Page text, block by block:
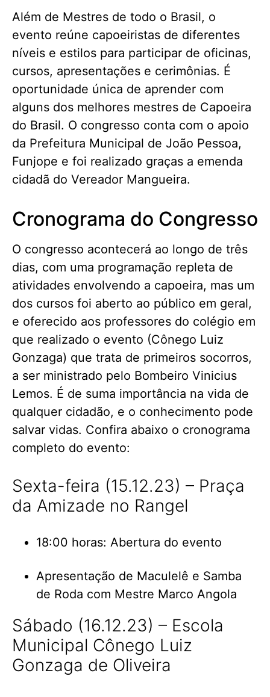
Além de Mestres de todo o Brasil, o
evento reúne capoeiristas de diferentes
níveis e estilos para participar de oficinas,
cursos, apresentações e cerimônias. É
oportunidade única de aprender com
alguns dos melhores mestres de Capoeira
do Brasil. O congresso conta com o apoio
da Prefeitura Municipal de João Pessoa,
Funjope e foi realizado graças a emenda
cidadã do Vereador Mangueira.
Cronograma do Congresso
O congresso acontecerá ao longo de três
dias, com uma programação repleta de
atividades envolvendo a capoeira, mas um
dos cursos foi aberto ao público em geral,
e oferecido aos professores do colégio em
que realizado o evento (Cônego Luiz
Gonzaga) que trata de primeiros socorros,
a ser ministrado pelo Bombeiro Vinicius
Lemos. É de suma importância na vida de
qualquer cidadão, e o conhecimento pode
salvar vidas. Confira abaixo o cronograma
completo do evento:
Sexta-feira (15.12.23) – Praça
da Amizade no Rangel
18:00 horas: Abertura do evento
Apresentação de Maculelê e Samba
de Roda com Mestre Marco Angola
Sábado (16.12.23) – Escola
Municipal Cônego Luiz
Gonzaga de Oliveira